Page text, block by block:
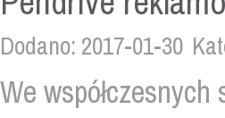
Dodano: 2017-01-30
We